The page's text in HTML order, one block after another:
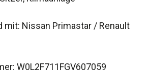
mit: Nissan Primastar / Renault
W0L2F711FGV607059